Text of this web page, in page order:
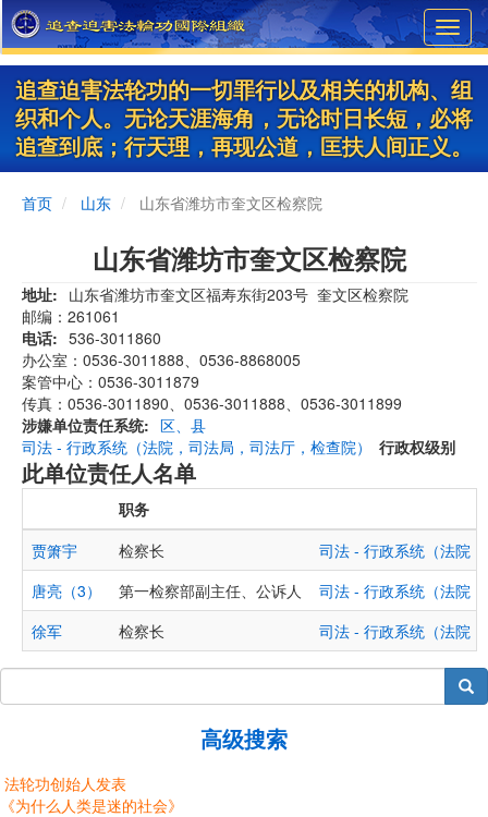
Skip
to
main
content
追查迫害法轮功的一切罪行以及相关的机构、组
织和个人。无论天涯海角，无论时日长短，必将
追查到底；行天理，再现公道，匡扶人间正义。
首页 山东 山东省潍坊市奎文区检察院
山东省潍坊市奎文区检察院
地址
山东省潍坊市奎文区福寿东街203号 奎文区检察院
邮编：261061
电话
536-3011860
办公室：0536-3011888、0536-8868005
案管中心：0536-3011879
传真：0536-3011890、0536-3011888、0536-3011899
涉嫌单位责任系统
司法 - 行政系统（法院，司法局，司法厅，检查院）
行政权级别
区、县
此单位责任人名单
职务
贾箫宇
检察长
司法 - 行政系统（法院
唐亮（3）
第一检察部副主任、公诉人
司法 - 行政系统（法院
徐军
检察长 司法 - 行政系统（法院
搜索
高级搜索
法轮功创始人发表
《为什么人类是迷的社会》